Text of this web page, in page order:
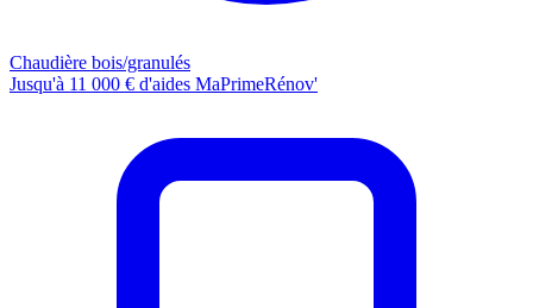
Chaudière bois/granulés
Jusqu'à 11 000 € d'aides MaPrimeRénov'